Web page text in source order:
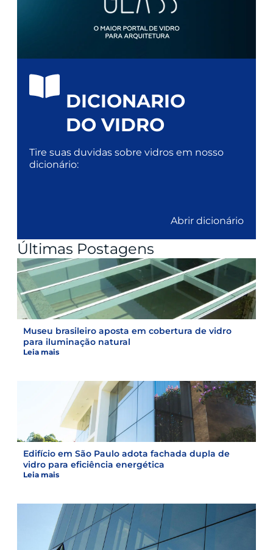
DICIONARIO
DO VIDRO
Tire suas duvidas sobre vidros em nosso
dicionário:
Abrir dicionário
Últimas Postagens
Museu brasileiro aposta em cobertura de vidro
para iluminação natural
Leia mais
Edifício em São Paulo adota fachada dupla de
vidro para eficiência energética
Leia mais